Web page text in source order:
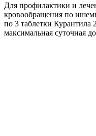
Для профилактики и
кровообращения по
по 3 таблетки Курантила
максимальная суточная